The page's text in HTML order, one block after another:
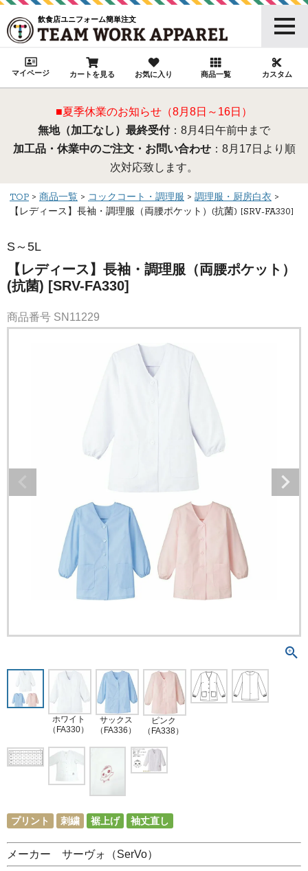
飲食店ユニフォーム簡単注文
マイページ カートを見る お気に入り 商品一覧 カスタム
■夏季休業のお知らせ（8月8日～16日）
無地（加工なし）最終受付：8月4日午前中まで
加工品・休業中のご注文・お問い合わせ：8月17日より順
次対応致します。
TOP 商品一覧 コックコート・調理服
調理服・厨房白衣
【レディース】長袖・調理服（両腰ポケット）(抗菌) [SRV-FA330]
S～5L
【レディース】長袖・調理服（両腰ポケット）
(抗菌) [SRV-FA330]
商品番号 SN11229
ホワイト
（FA330）
サックス
（FA336）
ピンク
（FA338）
プリント 刺繍 裾上げ 袖丈直し
メーカー サーヴォ（SerVo）